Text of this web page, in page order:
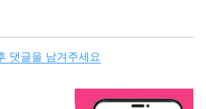
댓글을 남겨주세요